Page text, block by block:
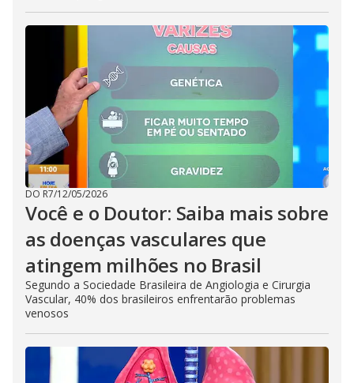
DO R7/12/05/2026
Você e o Doutor: Saiba mais sobre
as doenças vasculares que
atingem milhões no Brasil
Segundo a Sociedade Brasileira de Angiologia e Cirurgia
Vascular, 40% dos brasileiros enfrentarão problemas
venosos